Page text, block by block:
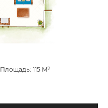
Площадь: 115 M2